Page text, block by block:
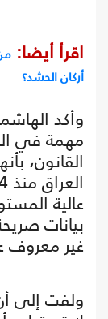
اقرأ أيضا:
أركان الحشد؟
وأكد
مهمة في
القانون،
عالية
بيانات
غير معروف
ولفت إلى